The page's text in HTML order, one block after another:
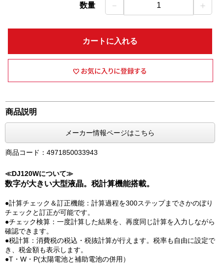
数量 － 1 ＋
カートに入れる
商品説明
メーカー情報ページはこちら
商品コード：4971850033943
≪DJ120Wについて≫
数字が大きい大型液晶。税計算機能搭載。
●計算チェック＆訂正機能：計算過程を300ステップまでさかのぼり
チェックと訂正が可能です。
●チェック検算：一度計算した結果を、再度同じ計算を入力しながら
確認できます。
●税計算：消費税の税込・税抜計算が行えます。税率も自由に設定で
き、税金額も表示します。
●T・W・P(太陽電池と補助電池の併用）